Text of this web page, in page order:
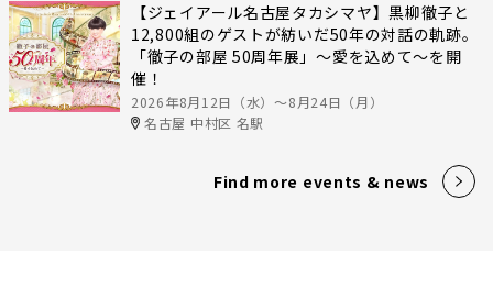
【ジェイアール名古屋タカシマヤ】黒柳徹子と
12,800組のゲストが紡いだ50年の対話の軌跡。
「徹子の部屋 50周年展」～愛を込めて～を開
催！
2026年8月12日（水）〜8月24日（月）
名古屋 中村区 名駅
Find more events & news